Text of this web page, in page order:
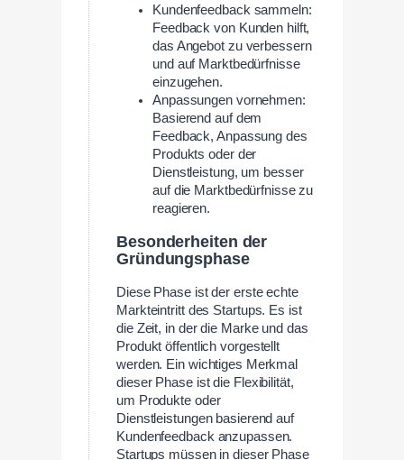
Kundenfeedback sammeln:
Feedback von Kunden hilft,
das Angebot zu verbessern
und auf Marktbedürfnisse
einzugehen.
Anpassungen vornehmen:
Basierend auf dem
Feedback, Anpassung des
Produkts oder der
Dienstleistung, um besser
auf die Marktbedürfnisse zu
reagieren.
Besonderheiten der
Gründungsphase
Diese Phase ist der erste echte
Markteintritt des Startups. Es ist
die Zeit, in der die Marke und das
Produkt öffentlich vorgestellt
werden. Ein wichtiges Merkmal
dieser Phase ist die Flexibilität,
um Produkte oder
Dienstleistungen basierend auf
Kundenfeedback anzupassen.
Startups müssen in dieser Phase